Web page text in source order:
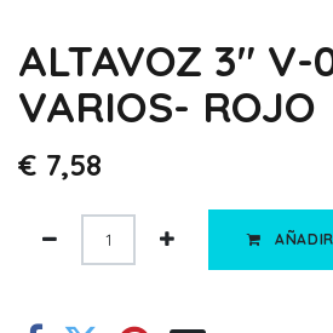
ALTAVOZ 3" V-
VARIOS- ROJO
€ 7,58